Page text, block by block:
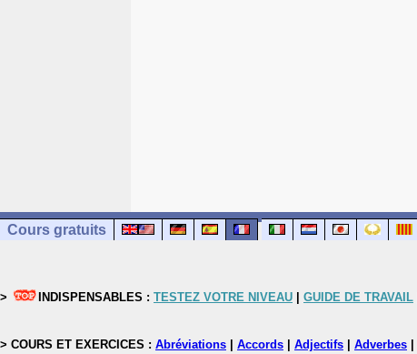
Cours gratuits
> INDISPENSABLES : TESTEZ VOTRE NIVEAU GUIDE DE TRAVAIL
> COURS ET EXERCICES : Abréviations Accords Adjectifs Adverbes